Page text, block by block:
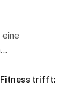
eine
Fitness trifft: